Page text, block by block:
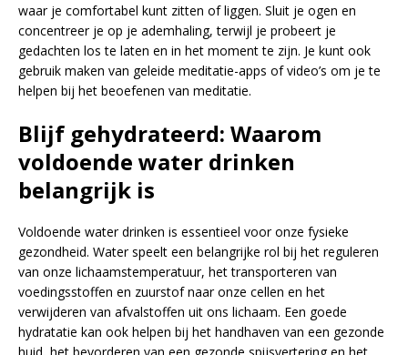
waar je comfortabel kunt zitten of liggen. Sluit je ogen en
concentreer je op je ademhaling, terwijl je probeert je
gedachten los te laten en in het moment te zijn. Je kunt ook
gebruik maken van geleide meditatie-apps of video’s om je te
helpen bij het beoefenen van meditatie.
Blijf gehydrateerd: Waarom
voldoende water drinken
belangrijk is
Voldoende water drinken is essentieel voor onze fysieke
gezondheid. Water speelt een belangrijke rol bij het reguleren
van onze lichaamstemperatuur, het transporteren van
voedingsstoffen en zuurstof naar onze cellen en het
verwijderen van afvalstoffen uit ons lichaam. Een goede
hydratatie kan ook helpen bij het handhaven van een gezonde
huid, het bevorderen van een gezonde spijsvertering en het